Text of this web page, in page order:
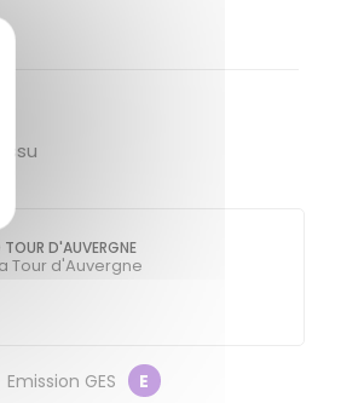
D'AUVERGNE
Tour d'Auvergne
Emission GES E